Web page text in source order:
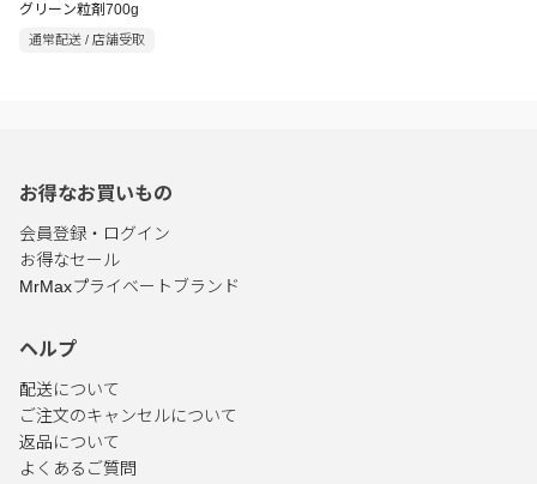
グリーン粒剤700g
通常配送 / 店舗受取
お得なお買いもの
会員登録・ログイン
お得なセール
MrMaxプライベートブランド
ヘルプ
配送について
ご注文のキャンセルについて
返品について
よくあるご質問